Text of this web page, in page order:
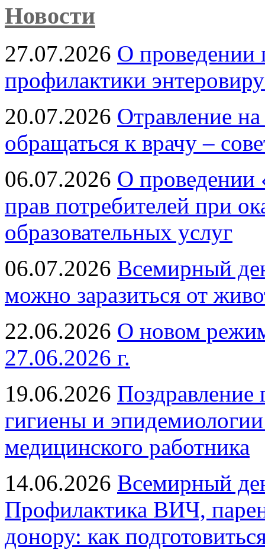
Новости
27.07.2026 О проведении
профилактики
20.07.2026 Отравление
обращаться к врачу –
06.07.2026 О проведении
прав потребителей при
образовательных услуг
06.07.2026 Всемирный
можно заразиться от
22.06.2026 О новом
27.06.2026 г.
19.06.2026 Поздравление
гигиены и
медицинского работника
14.06.2026 Всемирный
Профилактика ВИЧ,
донору: как